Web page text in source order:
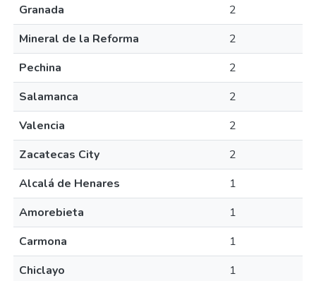
Granada
2
Mineral de la Reforma
2
Pechina
2
Salamanca
2
Valencia
2
Zacatecas City
2
Alcalá de Henares
1
Amorebieta
1
Carmona
1
Chiclayo
1